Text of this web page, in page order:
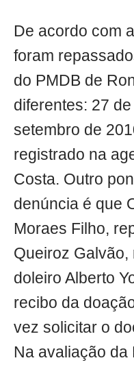
De acordo com
foram
do PMDB de
diferentes: 27
setembro de
registrado na
Costa. Outro
denúncia é que
Moraes Filho,
Queiroz Galvão,
doleiro Alberto
recibo da
vez solicitar o
Na avaliação